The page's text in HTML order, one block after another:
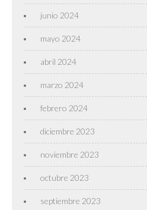
junio 2024
mayo 2024
abril 2024
marzo 2024
febrero 2024
diciembre 2023
noviembre 2023
octubre 2023
septiembre 2023